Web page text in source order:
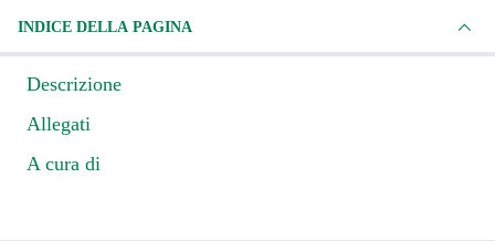
INDICE DELLA PAGINA
Descrizione
Allegati
A cura di